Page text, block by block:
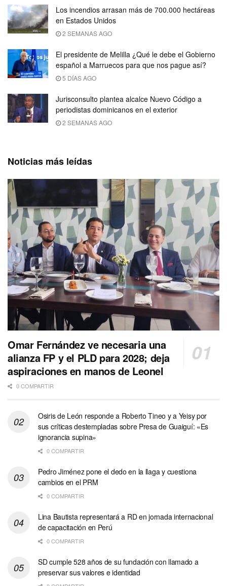
Los incendios arrasan más de 700.000 hectáreas
en Estados Unidos
2 SEMANAS AGO
El presidente de Melilla ¿Qué le debe el Gobierno
español a Marruecos para que nos pague así?
5 DÍAS AGO
Jurisconsulto plantea alcalce Nuevo Código a
periodistas dominicanos en el exterior
2 SEMANAS AGO
Noticias más leídas
Omar Fernández ve necesaria una
alianza FP y el PLD para 2028; deja
aspiraciones en manos de Leonel
0 COMPARTIR
Osiris de León responde a Roberto Tineo y a Yeisy por
sus críticas destempladas sobre Presa de Guaiguí: «Es
ignorancia supina»
0 COMPARTIR
Pedro Jiménez pone el dedo en la llaga y cuestiona
cambios en el PRM
0 COMPARTIR
Lina Bautista representará a RD en jornada internacional
de capacitación en Perú
0 COMPARTIR
SD cumple 528 años de su fundación con llamado a
preservar sus valores e identidad